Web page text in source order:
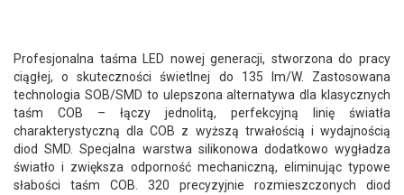
Profesjonalna taśma LED nowej generacji, stworzona do pracy
ciągłej, o skuteczności świetlnej do 135 lm/W. Zastosowana
technologia SOB/SMD to ulepszona alternatywa dla klasycznych
taśm COB – łączy jednolitą, perfekcyjną linię światła
charakterystyczną dla COB z wyższą trwałością i wydajnością
diod SMD. Specjalna warstwa silikonowa dodatkowo wygładza
światło i zwiększa odporność mechaniczną, eliminując typowe
słabości taśm COB. 320 precyzyjnie rozmieszczonych diod